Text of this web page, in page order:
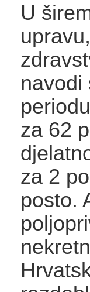
U
navodi
za 62
za 2
posto.